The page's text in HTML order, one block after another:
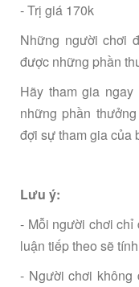
- Trị giá 170k
Những người chơi
được những phần
Hãy tham gia
những phần
đợi sự tham gia của
Lưu ý:
- Mỗi người chơi chỉ
luận tiếp theo sẽ
- Người chơi không